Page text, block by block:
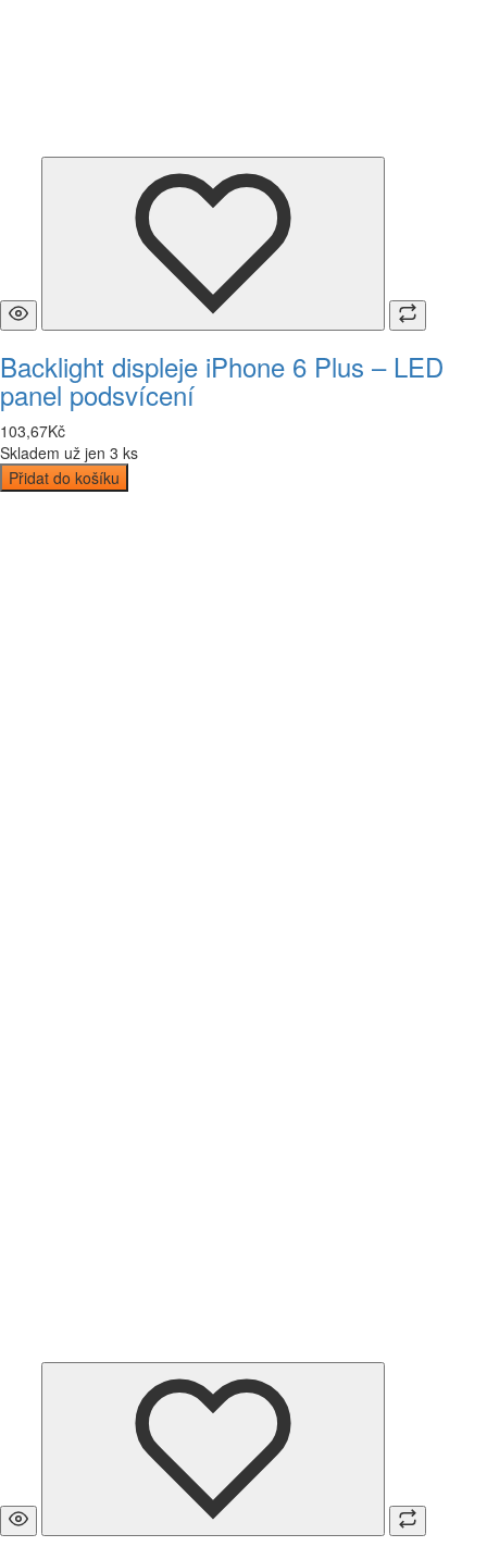
Backlight displeje iPhone 6 Plus – LED
panel podsvícení
103,67Kč
Skladem už jen 3 ks
Přidat do košíku